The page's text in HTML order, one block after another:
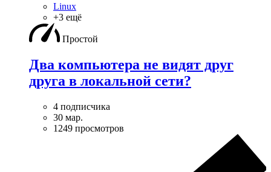
Linux
+3 ещё
Простой
Два компьютера не видят друг
друга в локальной сети?
4 подписчика
30 мар.
1249 просмотров